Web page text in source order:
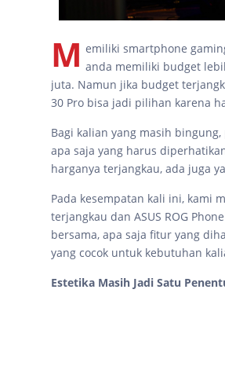
M emiliki smartphone
anda memiliki budget
juta. Namun jika budget
30 Pro bisa jadi pilihan karena
Bagi kalian yang masih
apa saja yang harus
harganya terjangkau, ada juga
Pada kesempatan kali ini, kami
terjangkau dan ASUS ROG
bersama, apa saja fitur yang
yang cocok untuk kebutuhan
Estetika Masih Jadi Satu